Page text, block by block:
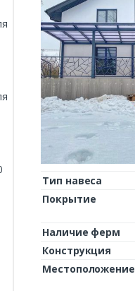
Тип навеса
Покрытие
Наличие ферм
Конструкция
Местоположение